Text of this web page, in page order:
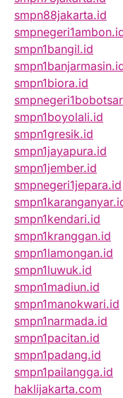
smpn88jakarta.id
smpn1bangil.id
smpn1biora.id
smpn1boyolali.id
smpn1gresik.id
smpn1jayapura.id
smpn1jember.id
smpnegeri1jepara.id
smpn1kendari.id
smpn1kranggan.id
smpn1lamongan.id
smpn1luwuk.id
smpn1madiun.id
smpn1manokwari.id
smpn1narmada.id
smpn1pacitan.id
smpn1padang.id
smpn1pailangga.id
haklijakarta.com